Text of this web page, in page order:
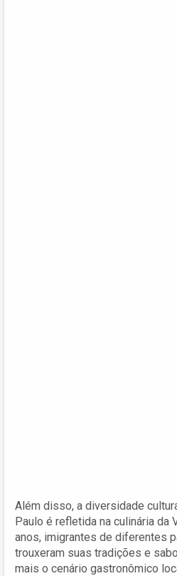
Além disso, a diversidade
Paulo é refletida na culinária da
anos, imigrantes de diferentes
trouxeram suas tradições e
mais o cenário gastronômico